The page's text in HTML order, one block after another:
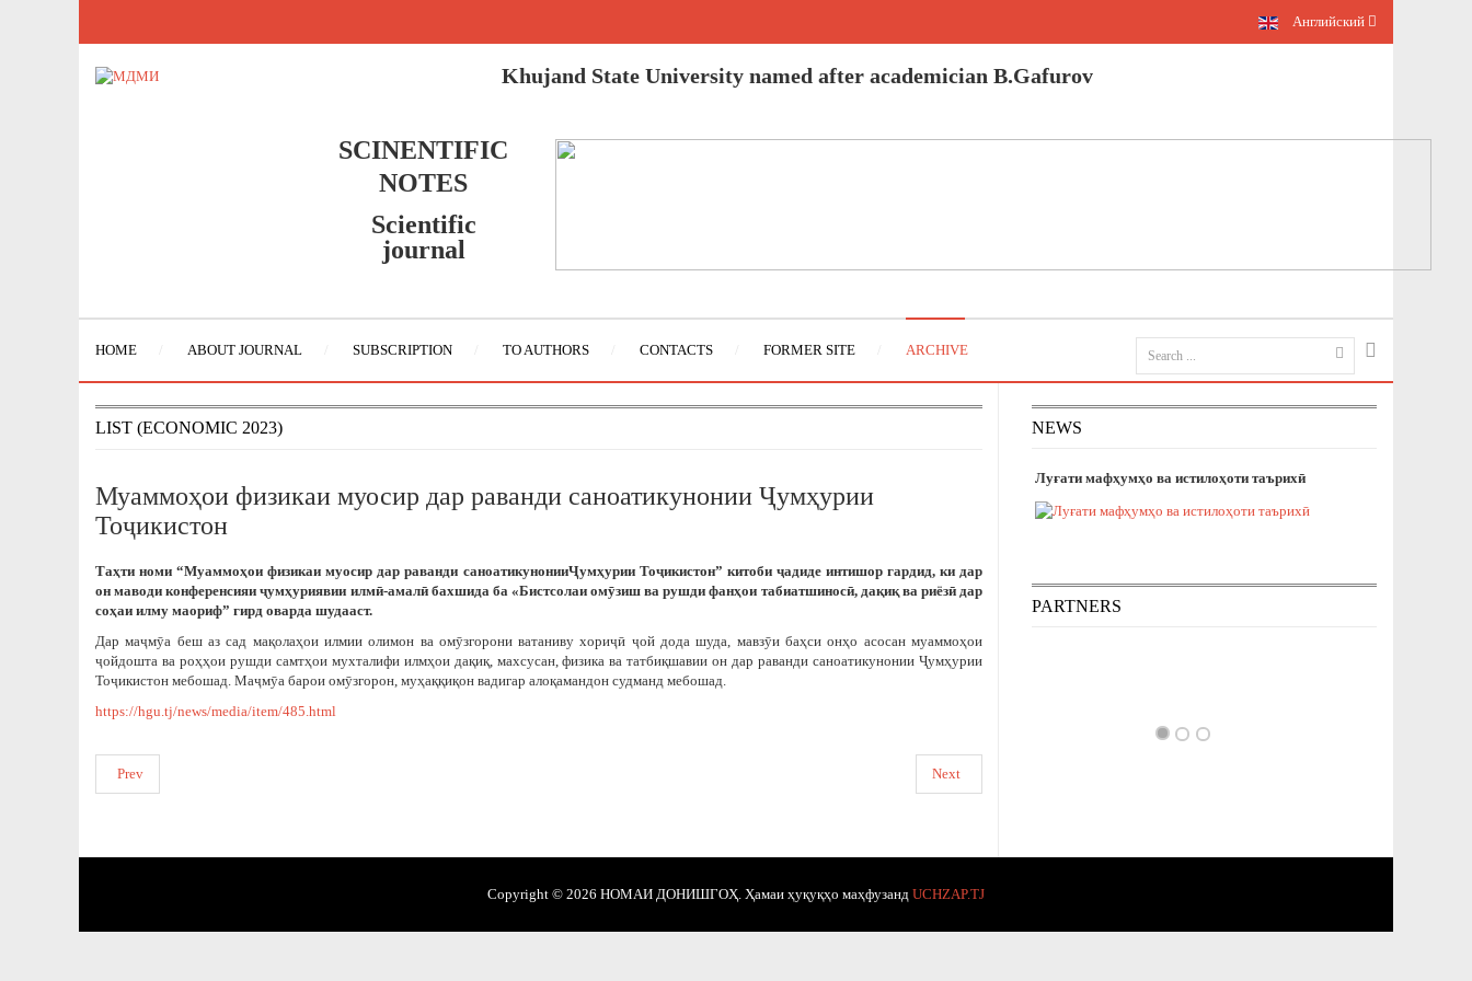
Английский
Khujand State University named after academician B.Gafurov
SCINENTIFIC
NOTES
Scientific
journal
HOME ABOUT JOURNAL SUBSCRIPTION TO AUTHORS CONTACTS FORMER SITE ARCHIVE
LIST (ECONOMIC 2023)
Муаммоҳои физикаи муосир дар раванди саноатикунонии Ҷумҳурии
Тоҷикистон
Таҳти номи “Муаммоҳои физикаи муосир дар раванди саноатикунонииҶумҳурии Тоҷикистон” китоби ҷадиде интишор гардид, ки дар
он маводи конференсияи ҷум­ҳуриявии илмӣ-амалӣ бахшида ба «Бистсолаи омӯзиш ва рушди фанҳои таби­атшиносӣ, дақиқ ва риёзӣ дар
со­ҳаи илму маориф” гирд оварда шудааст.
Дар маҷмӯа беш аз сад мақолаҳои илмии олимон ва омӯзгорони ватаниву хориҷӣ ҷой дода шуда, мавзӯи баҳси онҳо асосан муаммоҳои
ҷойдошта ва роҳҳои рушди самтҳои мухталифи илмҳои дақиқ, махсусан, физика ва татбиқшавии он дар раванди саноатикунонии Ҷумҳурии
Тоҷикистон мебошад. Маҷмӯа барои омӯзгорон, муҳаққиқон вадигар алоқамандон судманд мебошад.
https://hgu.tj/news/media/item/485.html
Prev Next
NEWS
Луғати мафҳумҳо ва истилоҳоти таърихӣ
PARTNERS
Copyright © 2026 НОМАИ ДОНИШГОҲ. Ҳамаи ҳуқуқҳо маҳфузанд UCHZAP.TJ